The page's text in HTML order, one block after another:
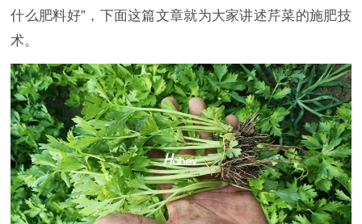
什么肥料好”，下面这篇文章就为大家讲述芹菜的施肥技
术。